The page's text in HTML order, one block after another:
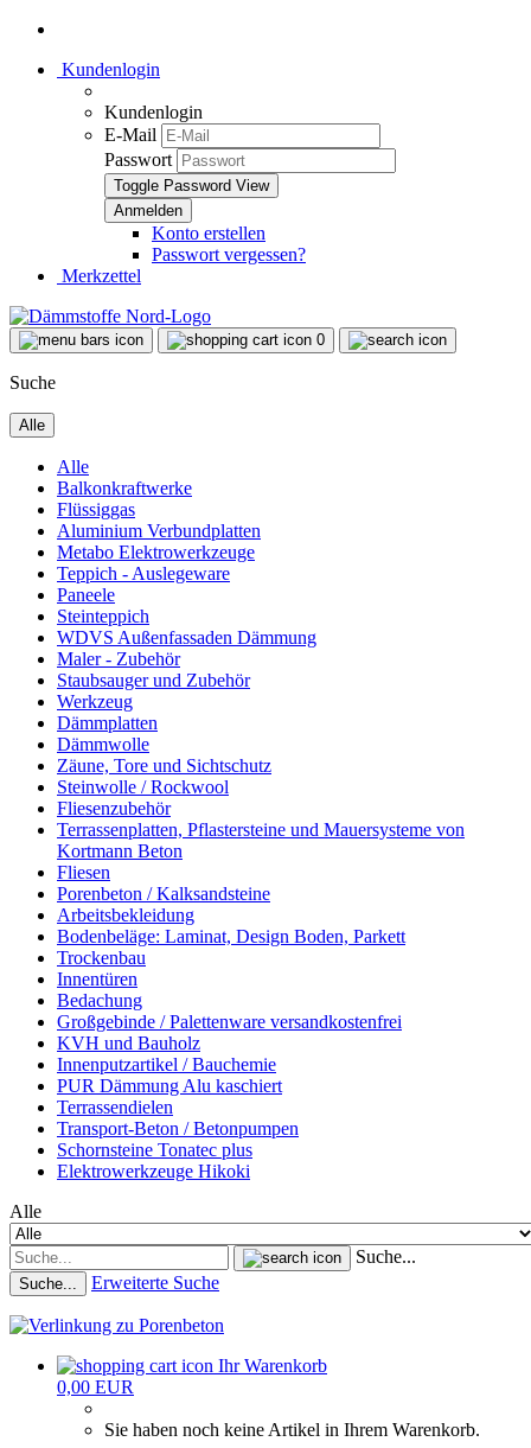
Kundenlogin
Kundenlogin
E-Mail
Passwort
Toggle Password View
Konto erstellen
Passwort vergessen?
Merkzettel
0
Suche
Alle
Alle
Balkonkraftwerke
Flüssiggas
Aluminium Verbundplatten
Metabo Elektrowerkzeuge
Teppich - Auslegeware
Paneele
Steinteppich
WDVS Außenfassaden Dämmung
Maler - Zubehör
Staubsauger und Zubehör
Werkzeug
Dämmplatten
Dämmwolle
Zäune, Tore und Sichtschutz
Steinwolle / Rockwool
Fliesenzubehör
Terrassenplatten, Pflastersteine und Mauersysteme von
Kortmann Beton
Fliesen
Porenbeton / Kalksandsteine
Arbeitsbekleidung
Bodenbeläge: Laminat, Design Boden, Parkett
Trockenbau
Innentüren
Bedachung
Großgebinde / Palettenware versandkostenfrei
KVH und Bauholz
Innenputzartikel / Bauchemie
PUR Dämmung Alu kaschiert
Terrassendielen
Transport-Beton / Betonpumpen
Schornsteine Tonatec plus
Elektrowerkzeuge Hikoki
Alle
Suche...
Suche... Erweiterte Suche
Ihr Warenkorb
0,00 EUR
Sie haben noch keine Artikel in Ihrem Warenkorb.